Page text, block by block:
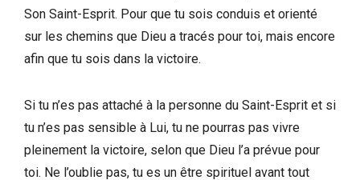
Son Saint-Esprit. Pour que tu sois conduis et orienté
sur les chemins que Dieu a tracés pour toi, mais encore
afin que tu sois dans la victoire.
Si tu n’es pas attaché à la personne du Saint-Esprit et si
tu n’es pas sensible à Lui, tu ne pourras pas vivre
pleinement la victoire, selon que Dieu l’a prévue pour
toi. Ne l’oublie pas, tu es un être spirituel avant tout